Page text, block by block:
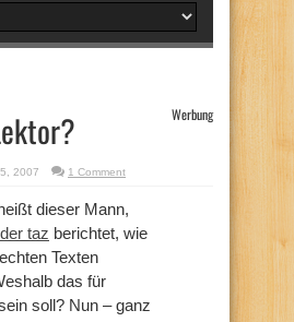
Werbung
2007 1 Comment
dieser Mann,
taz berichtet, wie
Texten
das für
soll? Nun – ganz